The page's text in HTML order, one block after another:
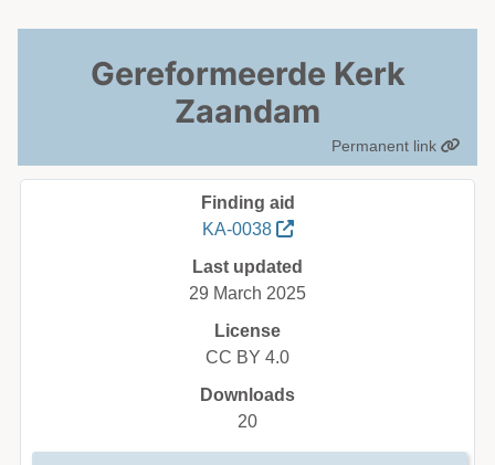
Gereformeerde Kerk
Zaandam
Permanent link
Finding aid
KA-0038
Last updated
29 March 2025
License
CC BY 4.0
Downloads
20